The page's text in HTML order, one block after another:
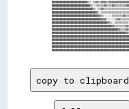
copy to clipboard